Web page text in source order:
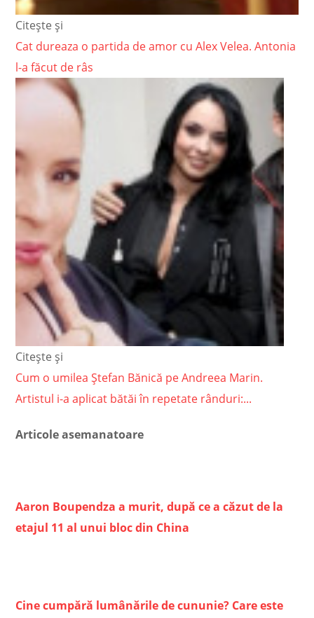
Citește și
Cat dureaza o partida de amor cu Alex Velea. Antonia
l-a făcut de râs
Citește și
Cum o umilea Ștefan Bănică pe Andreea Marin.
Artistul i-a aplicat bătăi în repetate rânduri:...
Articole asemanatoare
Aaron Boupendza a murit, după ce a căzut de la
etajul 11 al unui bloc din China
Cine cumpără lumânările de cununie? Care este